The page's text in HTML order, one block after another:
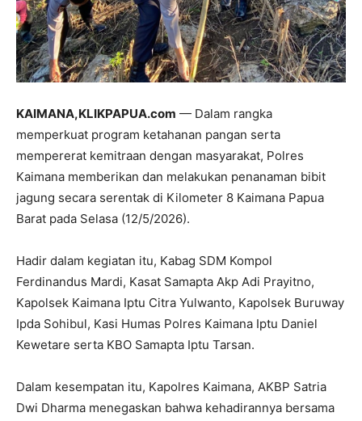
KAIMANA,KLIKPAPUA.com — Dalam rangka
memperkuat program ketahanan pangan serta
mempererat kemitraan dengan masyarakat, Polres
Kaimana memberikan dan melakukan penanaman bibit
jagung secara serentak di Kilometer 8 Kaimana Papua
Barat pada Selasa (12/5/2026).
Hadir dalam kegiatan itu, Kabag SDM Kompol
Ferdinandus Mardi, Kasat Samapta Akp Adi Prayitno,
Kapolsek Kaimana Iptu Citra Yulwanto, Kapolsek Buruway
Ipda Sohibul, Kasi Humas Polres Kaimana Iptu Daniel
Kewetare serta KBO Samapta Iptu Tarsan.
Dalam kesempatan itu, Kapolres Kaimana, AKBP Satria
Dwi Dharma menegaskan bahwa kehadirannya bersama